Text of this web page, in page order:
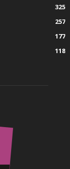
325
257
177
118